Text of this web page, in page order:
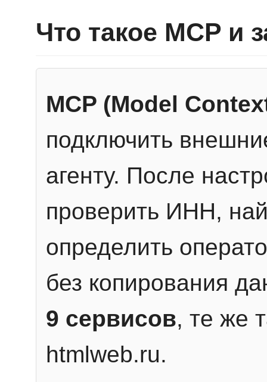
Что такое MCP и
MCP (Model
подключить
агенту. После
проверить ИНН,
определить
без копирования
9 сервисов, те же
htmlweb.ru.